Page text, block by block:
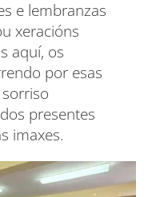
e lembranzas
xeracións
aquí, os
por esas
presentes
imaxes.